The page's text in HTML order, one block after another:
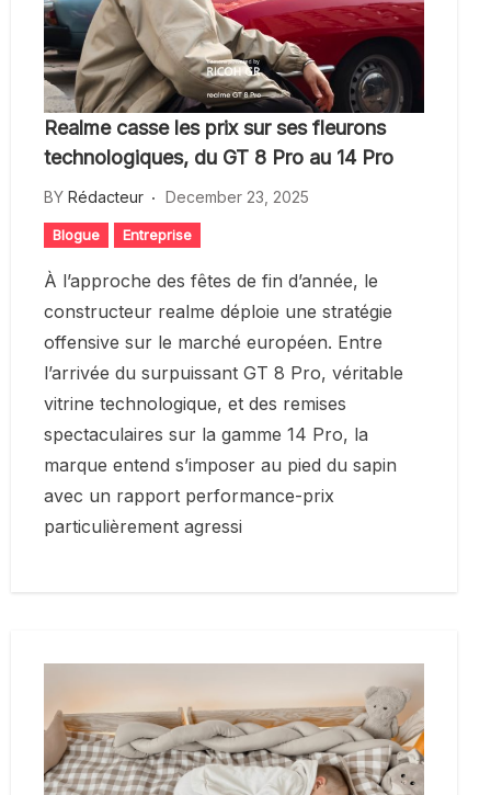
Realme casse les prix sur ses fleurons
technologiques, du GT 8 Pro au 14 Pro
BY Rédacteur December 23, 2025
Blogue Entreprise
À l’approche des fêtes de fin d’année, le
constructeur realme déploie une stratégie
offensive sur le marché européen. Entre
l’arrivée du surpuissant GT 8 Pro, véritable
vitrine technologique, et des remises
spectaculaires sur la gamme 14 Pro, la
marque entend s’imposer au pied du sapin
avec un rapport performance-prix
particulièrement agressi